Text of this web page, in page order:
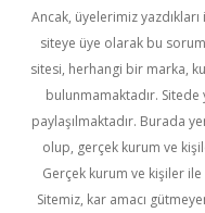
Ancak, üyelerimiz
siteye üye olarak bu
sitesi, herhangi bir marka,
bulunmamaktadır. Sitede
paylaşılmaktadır. Burada
olup, gerçek kurum ve
Gerçek kurum ve kişiler
Sitemiz, kar amacı